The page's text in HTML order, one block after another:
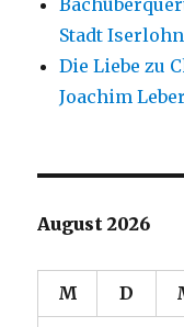
Stadt Iserlohn
Die Liebe zu
Joachim
August 2026
M D